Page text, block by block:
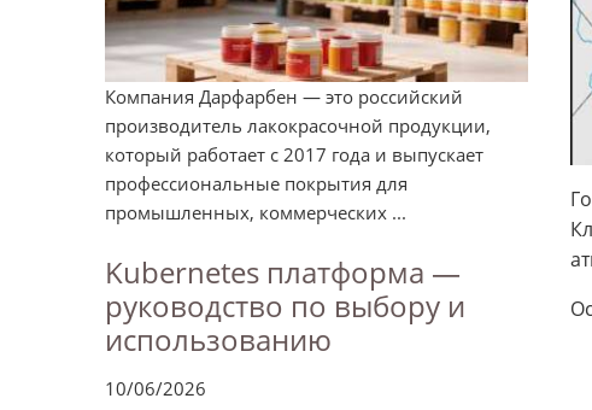
Компания Дарфарбен — это российский
производитель лакокрасочной продукции,
который работает с 2017 года и выпускает
профессиональные покрытия для
промышленных, коммерческих ...
Kubernetes платформа —
руководство по выбору и
использованию
10/06/2026